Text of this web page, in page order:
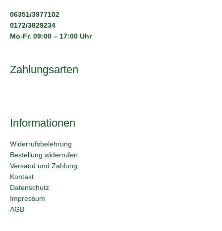
06351/3977102
0172/3829234
Mo-Fr. 09:00 – 17:00 Uhr
Zahlungsarten
Informationen
Widerrufsbelehrung
Bestellung widerrufen
Versand und Zahlung
Kontakt
Datenschutz
Impressum
AGB